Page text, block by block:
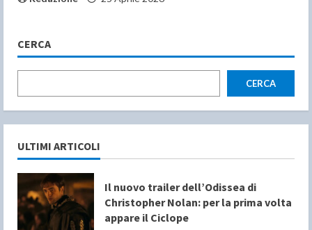
CERCA
CERCA
ULTIMI ARTICOLI
Il nuovo trailer dell’Odissea di
Christopher Nolan: per la prima volta
appare il Ciclope